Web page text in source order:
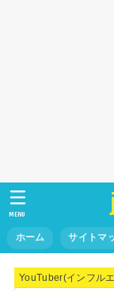
ホーム サイトマ
MENU
YouTuber(インフル